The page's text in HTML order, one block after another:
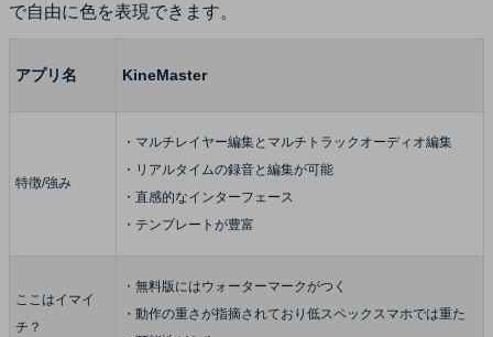
で自由に色を表現できます。
アプリ名 KineMaster
特徴/強み
・マルチレイヤー編集とマルチトラックオーディオ編集
・リアルタイムの録音と編集が可能
・直感的なインターフェース
・テンプレートが豊富
ここはイマイ
チ？
・無料版にはウォーターマークがつく
・動作の重さが指摘されており低スペックスマホでは重た